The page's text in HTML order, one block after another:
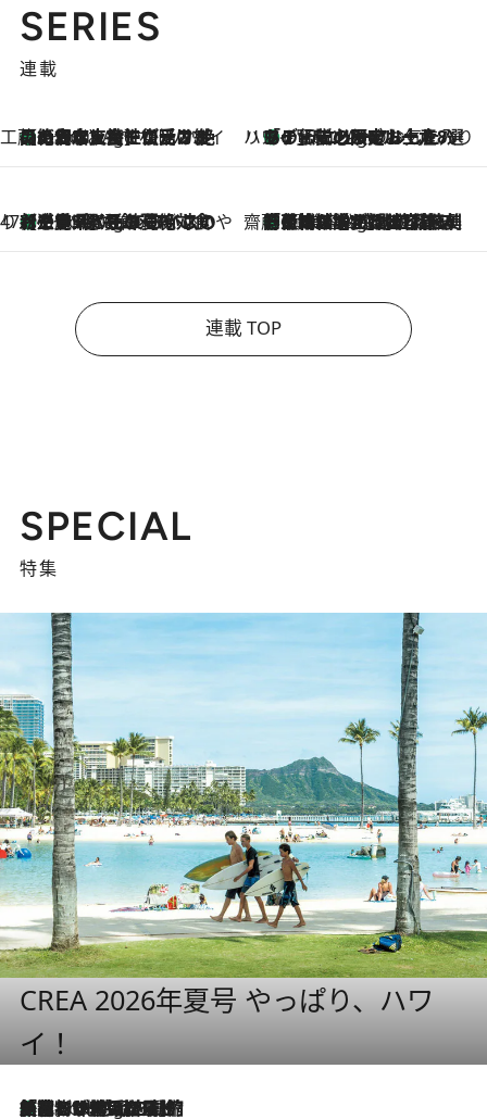
SERIES
連載
工藤まやのおもてなしハワイ
1 Hour Ago
【ハワイ土産】ローカルの絶大な支持で復活！ 絶品の幻クッキー《元ファンの日本人女性が受け継いだ名店》 ハワイ賢者 リサのお気に入りリスト1 Hour Ago
あの伝説の限定トートも！ リニューアルした「ディーン＆デルーカ ハワイ」で必須のお土産8選
47都道府県の手みやげ ひんやりスイーツで夏を満喫
1 Hour Ago
【三重県】この夏絶対食べたい 冷やしておいしいおやつ3選 お餅×アイスの新感覚スイーツ 齋藤 薫 美容脳ルネサンス
1 Hour Ago
「荷物が増えるほど旅ストレスは増す」美容ジャーナリストがたどり着いた最終結論。“化粧品を劇的に減らす”感動の凝縮美容とは
連載 TOP
SPECIAL
特集
CREA 2026年夏号 やっぱり、ハワ
イ！
1 Hour Ago
「荷物が増えるほど旅ストレスは増す」美容ジャーナリストがたどり着いた最終結論。“化粧品を劇的に減らす”感動の凝縮美容とは